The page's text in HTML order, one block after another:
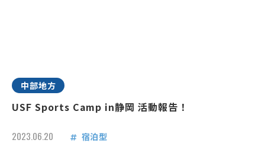
中部地方
USF Sports Camp in静岡 活動報告！
2023.06.20 宿泊型